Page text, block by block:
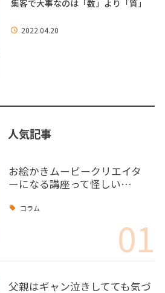
集客で大事なのは「数」より「質」
2022.04.20
人気記事
お絵かきムービークリエイタ
ーになる講座って怪しい…
コラム
01
父親はギャン泣きしてても気づ